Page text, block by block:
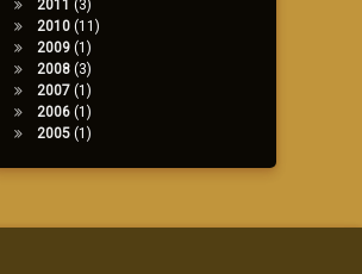
2011 (3)
2010(11)
2009(1)
2008(3)
2007(1)
2006(1)
2005(1)